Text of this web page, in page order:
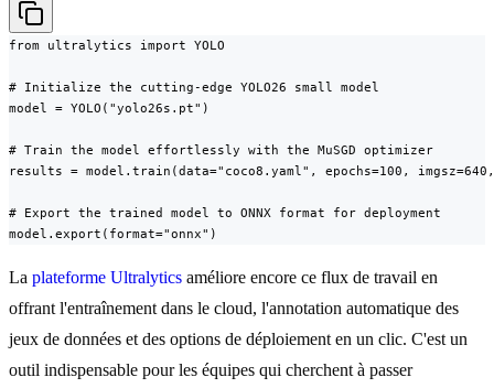
from ultralytics import YOLO
# Initialize the cutting-edge YOLO26 small model
model = YOLO("yolo26s.pt")
# Train the model effortlessly with the MuSGD optimizer
results = model.train(data="coco8.yaml", epochs=100,
# Export the trained model to ONNX format for deployment
model.export(format="onnx")
La plateforme Ultralytics améliore encore ce flux de travail en
offrant l'entraînement dans le cloud, l'annotation automatique des
jeux de données et des options de déploiement en un clic. C'est un
outil indispensable pour les équipes qui cherchent à passer